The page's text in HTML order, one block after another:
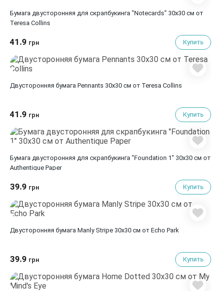
Бумага двусторонняя для скрапбукинга "Notecards" 30х30 см от
Teresa Collins
41.9 грн Купить
Двусторонняя бумага Pennants 30х30 см от Teresa Collins
41.9 грн Купить
Бумага двусторонняя для скрапбукинга "Foundation 1" 30х30 см от
Authentique Paper
39.9 грн Купить
Двусторонняя бумага Manly Stripe 30х30 см от Echo Park
39.9 грн Купить